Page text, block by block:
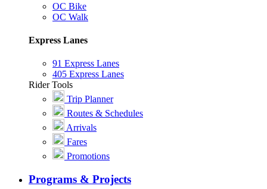
OC Bike
OC Walk
Express Lanes
91 Express Lanes
405 Express Lanes
Rider Tools
Trip Planner
Routes & Schedules
Arrivals
Fares
Promotions
Programs & Projects